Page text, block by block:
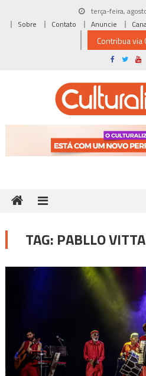
terça-feira,
Sobre
Contato Anuncie
Contribua via
TAG: PABLLO